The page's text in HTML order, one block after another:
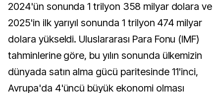
2024'ün sonunda 1 trilyon 358 milyar dolara ve
2025'in ilk yarıyıl sonunda 1 trilyon 474 milyar
dolara yükseldi. Uluslararası Para Fonu (IMF)
tahminlerine göre, bu yılın sonunda ülkemizin
dünyada satın alma gücü paritesinde 11'inci,
Avrupa'da 4'üncü büyük ekonomi olması